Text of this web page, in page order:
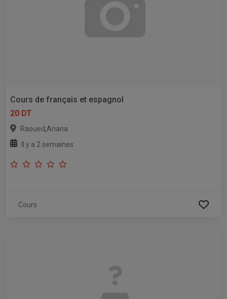
Cours de français et espagnol
20 DT
Raoued,Ariana
Il y a 2 semaines
Cours